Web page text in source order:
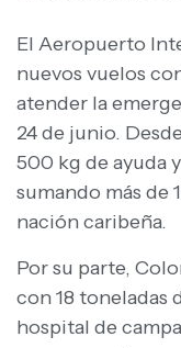
El Aeropuerto
nuevos vuelos
atender la
24 de junio.
500 kg de ayuda
sumando más de
nación caribeña.
Por su parte,
con 18 toneladas
hospital de